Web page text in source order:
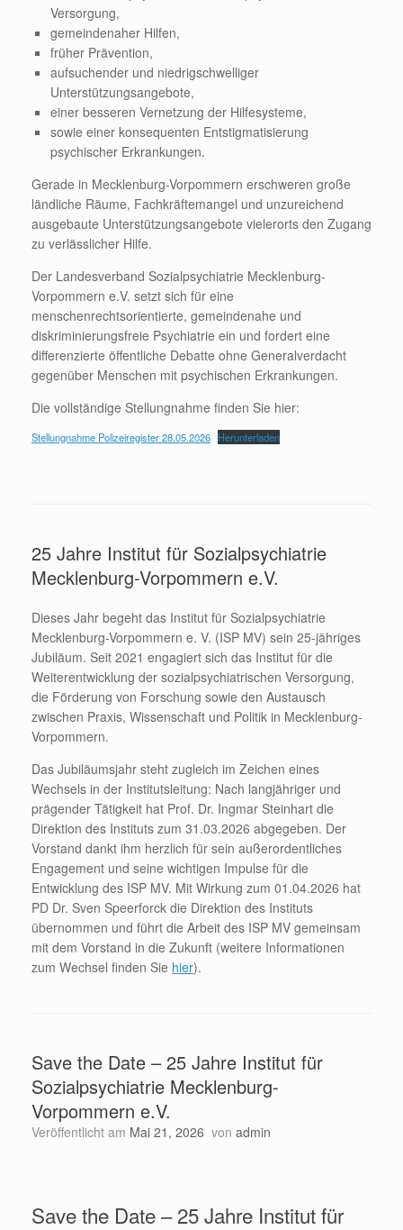
Versorgung,
gemeindenaher Hilfen,
früher Prävention,
aufsuchender und niedrigschwelliger
Unterstützungsangebote,
einer besseren Vernetzung der Hilfesysteme,
sowie einer konsequenten Entstigmatisierung
psychischer Erkrankungen.
Gerade in Mecklenburg-Vorpommern erschweren große
ländliche Räume, Fachkräftemangel und unzureichend
ausgebaute Unterstützungsangebote vielerorts den Zugang
zu verlässlicher Hilfe.
Der Landesverband Sozialpsychiatrie Mecklenburg-
Vorpommern e.V. setzt sich für eine
menschenrechtsorientierte, gemeindenahe und
diskriminierungsfreie Psychiatrie ein und fordert eine
differenzierte öffentliche Debatte ohne Generalverdacht
gegenüber Menschen mit psychischen Erkrankungen.
Die vollständige Stellungnahme finden Sie hier:
Stellungnahme Polizeiregister 28.05.2026 Herunterladen
25 Jahre Institut für Sozialpsychiatrie
Mecklenburg-Vorpommern e.V.
Dieses Jahr begeht das Institut für Sozialpsychiatrie
Mecklenburg-Vorpommern e. V. (ISP MV) sein 25-jähriges
Jubiläum. Seit 2021 engagiert sich das Institut für die
Weiterentwicklung der sozialpsychiatrischen Versorgung,
die Förderung von Forschung sowie den Austausch
zwischen Praxis, Wissenschaft und Politik in Mecklenburg-
Vorpommern.
Das Jubiläumsjahr steht zugleich im Zeichen eines
Wechsels in der Institutsleitung: Nach langjähriger und
prägender Tätigkeit hat Prof. Dr. Ingmar Steinhart die
Direktion des Instituts zum 31.03.2026 abgegeben. Der
Vorstand dankt ihm herzlich für sein außerordentliches
Engagement und seine wichtigen Impulse für die
Entwicklung des ISP MV. Mit Wirkung zum 01.04.2026 hat
PD Dr. Sven Speerforck die Direktion des Instituts
übernommen und führt die Arbeit des ISP MV gemeinsam
mit dem Vorstand in die Zukunft (weitere Informationen
zum Wechsel finden Sie hier).
Save the Date – 25 Jahre Institut für
Sozialpsychiatrie Mecklenburg-
Vorpommern e.V.
Veröffentlicht am Mai 21, 2026 von admin
Save the Date – 25 Jahre Institut für